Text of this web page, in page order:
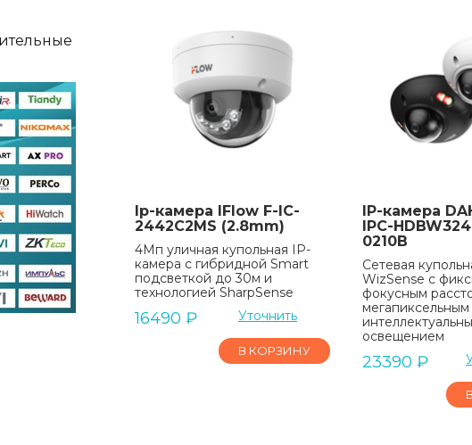
Ip-камера IFlow F-IC-
2442C2MS (2.8mm)
4Мп уличная купольная IP-
камера с гибридной Smart
подсветкой до 30м и
технологией SharpSense
16490 ₽ Уточнить
В КОРЗИНУ
IP-камера
IPC-
0210B
Сетевая
WizSense с
фокусным
мегапиксельным
освещением
23390 ₽